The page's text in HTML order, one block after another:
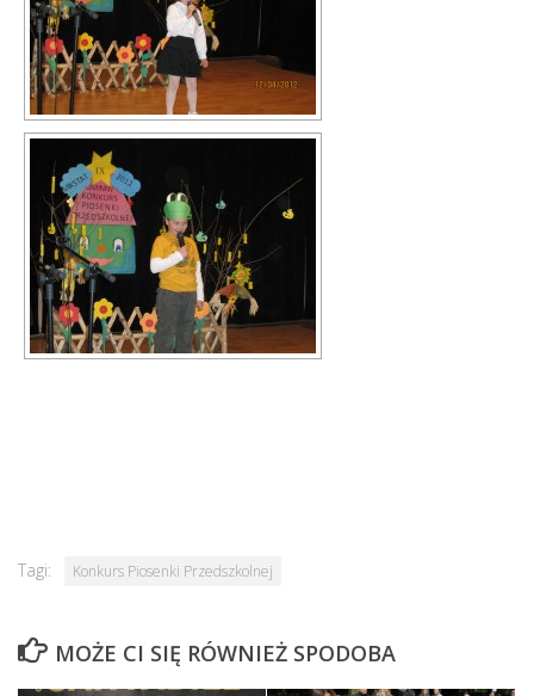
Tagi: Konkurs Piosenki Przedszkolnej
MOŻE CI SIĘ RÓWNIEŻ SPODOBA